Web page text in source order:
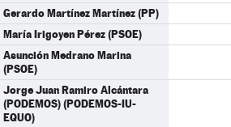
Gerardo Martínez Martínez (PP)
María Irigoyen Pérez (PSOE)
Asunción Medrano Marina
(PSOE)
Jorge Juan Ramiro Alcántara
(PODEMOS) (PODEMOS-IU-
EQUO)